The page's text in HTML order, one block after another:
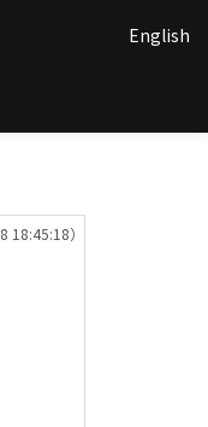
English
18:45:18）